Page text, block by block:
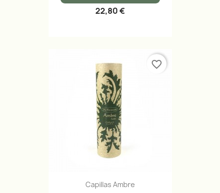
22,80 €
Capillas Ambre
favorite_border